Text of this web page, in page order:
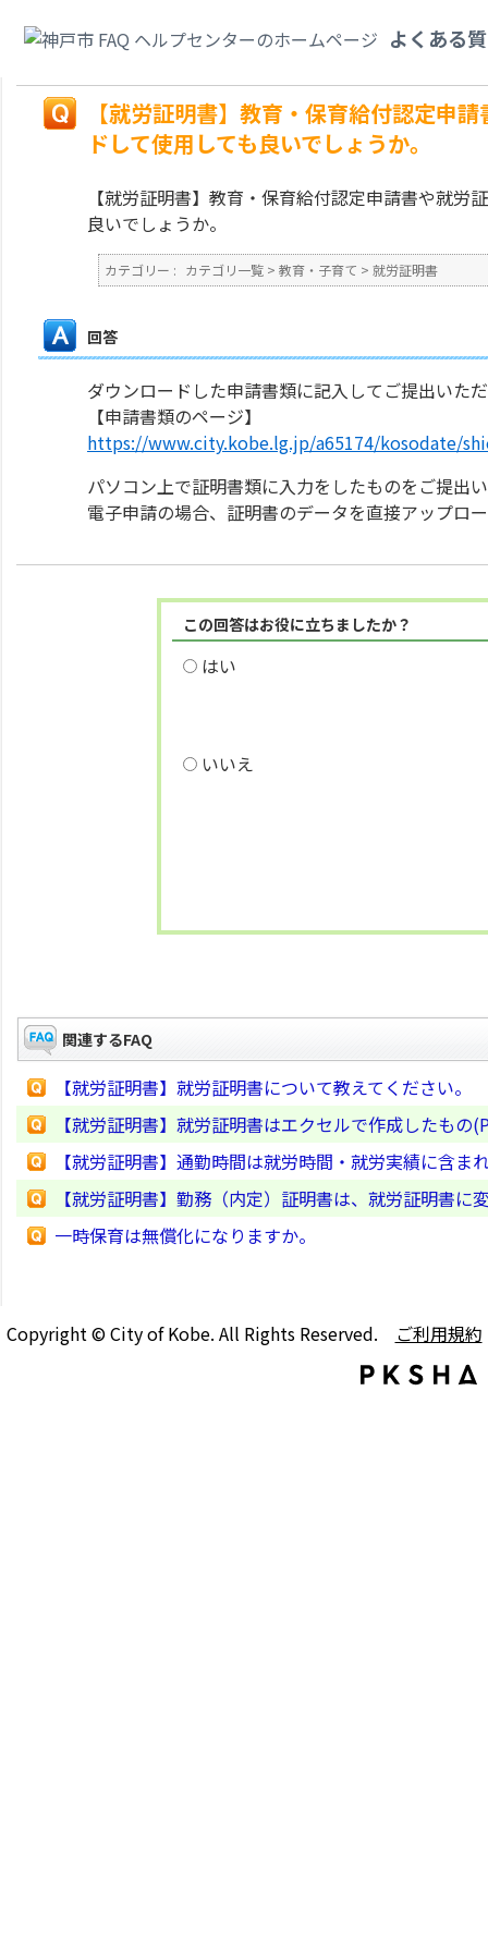
よくある
ードして使用しても良いでしょうか。
【就労証明書】教育・保育給付認定申
ドして使用しても良いでしょうか。
【就労証明書】教育・保育給付認定申請書や就
良いでしょうか。
カテゴリー : カテゴリ一覧 > 教育・子育て > 就労証明書
回答
ダウンロードした申請書類に記入してご提出いた
【申請書類のページ】
https://www.city.kobe.lg.jp/a65174/kosodate/
パソコン上で証明書類に入力をしたものをご提出
電子申請の場合、証明書のデータを直接アップロ
この回答はお役に立ちましたか？
はい
いいえ
関連するFAQ
【就労証明書】就労証明書について教えてください。
【就労証明書】就労証明書はエクセルで作成したも
【就労証明書】通勤時間は就労時間・就労実績に含ま
【就労証明書】勤務（内定）証明書は、就労証明書に
一時保育は無償化になりますか。
Copyright © City of Kobe. All Rights Reserved. ご利用規約